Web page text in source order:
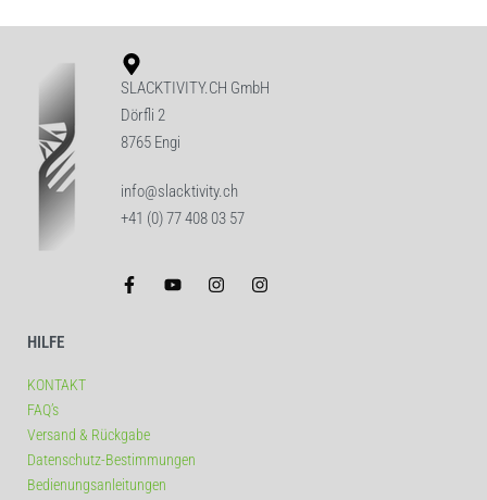
SLACKTIVITY.CH GmbH
Dörfli 2
8765 Engi
info@slacktivity.ch
+41 (0) 77 408 03 57
HILFE
KONTAKT
FAQ’s
Versand & Rückgabe
Datenschutz-Bestimmungen
Bedienungsanleitungen